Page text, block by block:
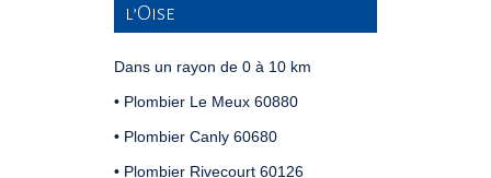
l’Oise
Dans un rayon de 0 à 10 km
• Plombier Le Meux 60880
• Plombier Canly 60680
• Plombier Rivecourt 60126